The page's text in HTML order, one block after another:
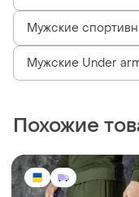
Мужские
Мужские Under
Похожие